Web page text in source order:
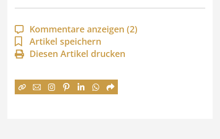
p
a
n
n
:
Kommentare anzeigen (2)
Artikel speichern
Diesen Artikel drucken